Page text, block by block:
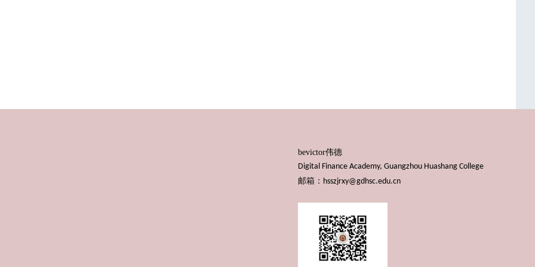
bevictor伟德
Digital Finance Academy, Guangzhou Huashang College
邮箱： hsszjrxy@gdhsc.edu.cn